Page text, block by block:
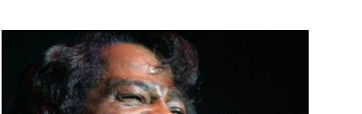
zilei 4 mai: Audrey Hepburn, legenda care a